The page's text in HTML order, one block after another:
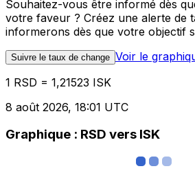
Souhaitez-vous être informé dès
votre faveur ? Créez une alerte de
informerons dès que votre objectif
Suivre le taux de change Voir le
1 RSD = 1,21523 ISK
8 août 2026, 18:01 UTC
Graphique : RSD vers ISK